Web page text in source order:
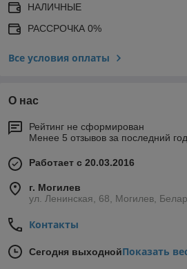
НАЛИЧНЫЕ
РАССРОЧКА 0%
Все условия оплаты
О нас
Рейтинг не сформирован
Менее 5 отзывов за последний год
Работает с 20.03.2016
г. Могилев
ул. Ленинская, 68, Могилев,
Контакты
Сегодня выходнойПоказать